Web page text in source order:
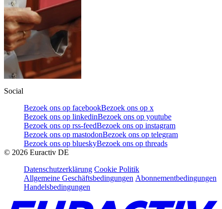
Social
Bezoek ons op facebookBezoek ons op x
Bezoek ons op linkedinBezoek ons op youtube
Bezoek ons op rss-feedBezoek ons op instagram
Bezoek ons op mastodonBezoek ons op telegram
Bezoek ons op blueskyBezoek ons op threads
© 2026 Euractiv DE
Datenschutzerklärung Cookie Politik
Allgemeine Geschäftsbedingungen Abonnementbedingungen
Handelsbedingungen